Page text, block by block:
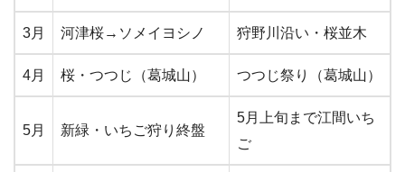
3月 河津桜→ソメイヨシノ 狩野川沿い・桜並木
4月 桜・つつじ（葛城山） つつじ祭り（葛城山）
5月 新緑・いちご狩り終盤
5月上旬まで江間いち
ご